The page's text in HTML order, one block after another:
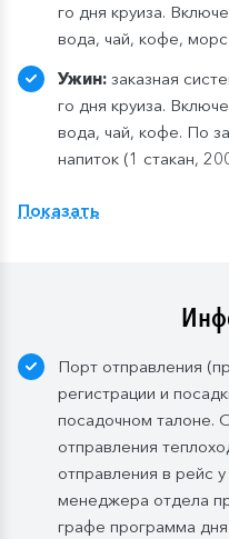
го дня круиза.
вода, чай, кофе,
Ужин: заказная
го дня круиза.
вода, чай, кофе. По
напиток (1 стакан,
ресторане «Нева» на
тариф предусмотрен
элементами
без ограничения:
4-х дней при ранней
завтрак
заказная
го дня круиза.
Показать
Порт отправления
регистрации и
посадочном талоне.
отправления
отправления в рейс
менеджера отдела
графе программа